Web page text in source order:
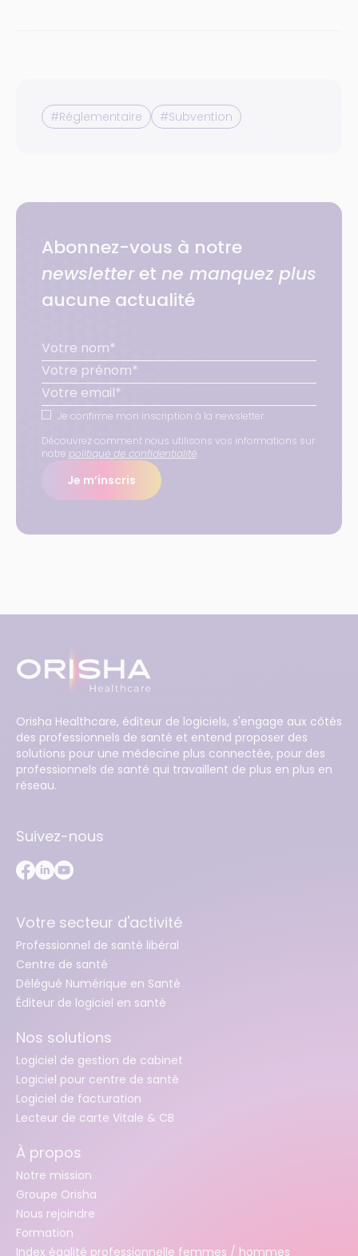
#Réglementaire #Subvention
Abonnez-vous à notre
newsletteret ne manquez plus
aucune actualité
Je confirme mon inscription à la newsletter.
Découvrez comment nous utilisons vos informations sur
notre politique de confidentialité
Je m’inscris
Orisha Healthcare, éditeur de logiciels, s'engage aux côtés
des professionnels de santé et entend proposer des
solutions pour une médecine plus connectée, pour des
professionnels de santé qui travaillent de plus en plus en
réseau.
Suivez-nous
Votre secteur d'activité
Professionnel de santé libéral
Centre de santé
Délégué Numérique en Santé
Éditeur de logiciel en santé
Nos solutions
Logiciel de gestion de cabinet
Logiciel pour centre de santé
Logiciel de facturation
Lecteur de carte Vitale & CB
À propos
Notre mission
Groupe Orisha
Nous rejoindre
Formation
Index égalité professionnelle femmes / hommes